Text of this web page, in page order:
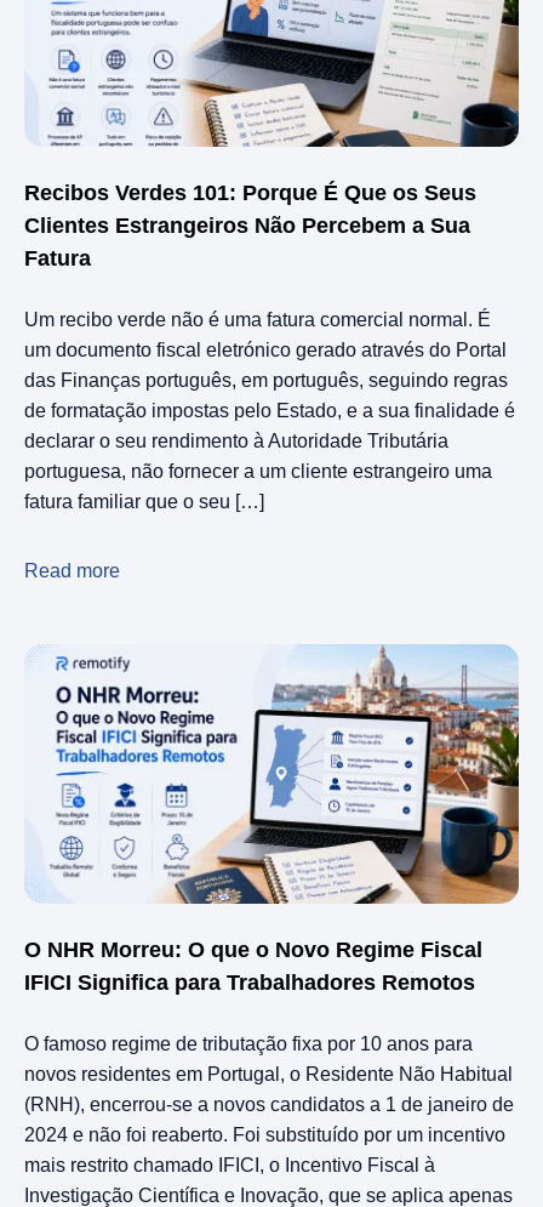
Recibos Verdes 101: Porque É Que os Seus
Clientes Estrangeiros Não Percebem a Sua
Fatura
Um recibo verde não é uma fatura comercial normal. É
um documento fiscal eletrónico gerado através do Portal
das Finanças português, em português, seguindo regras
de formatação impostas pelo Estado, e a sua finalidade é
declarar o seu rendimento à Autoridade Tributária
portuguesa, não fornecer a um cliente estrangeiro uma
fatura familiar que o seu […]
Read more
O NHR Morreu: O que o Novo Regime Fiscal
IFICI Significa para Trabalhadores Remotos
O famoso regime de tributação fixa por 10 anos para
novos residentes em Portugal, o Residente Não Habitual
(RNH), encerrou-se a novos candidatos a 1 de janeiro de
2024 e não foi reaberto. Foi substituído por um incentivo
mais restrito chamado IFICI, o Incentivo Fiscal à
Investigação Científica e Inovação, que se aplica apenas